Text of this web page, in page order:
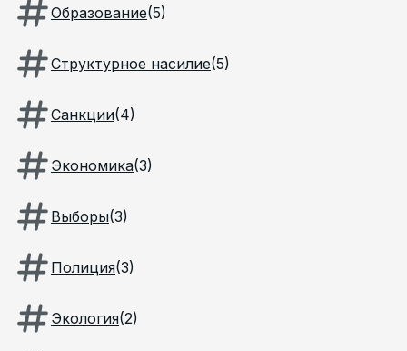
Образование(5)
Структурное насилие(5)
Санкции(4)
Экономика(3)
Выборы(3)
Полиция(3)
Экология(2)